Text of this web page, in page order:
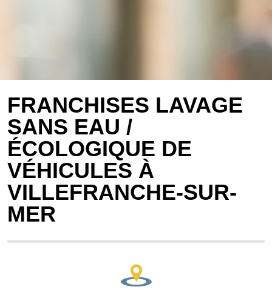
FRANCHISES LAVAGE
SANS EAU /
ÉCOLOGIQUE DE
VÉHICULES À
VILLEFRANCHE-SUR-
MER